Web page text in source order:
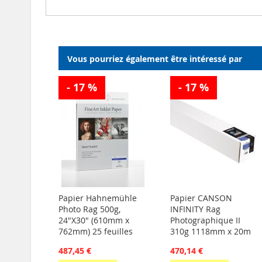
Vous pourriez également être intéressé par
- 17 %
Papier Hahnemühle
Photo Rag 500g,
24"X30" (610mm x
762mm) 25 feuilles
487,45 €
- 17 %
Papier CANSON
INFINITY Rag
Photographique II
310g 1118mm x 20m
470,14 €